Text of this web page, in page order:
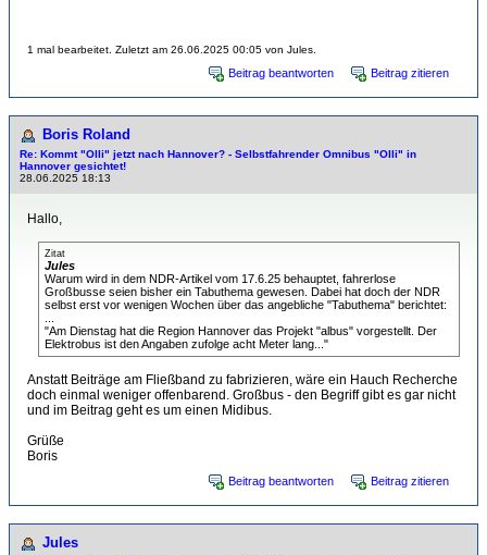
1 mal bearbeitet. Zuletzt am 26.06.2025 00:05 von Jules.
Beitrag beantworten Beitrag zitieren
Boris Roland
Re: Kommt "Olli" jetzt nach Hannover? - Selbstfahrender Omnibus "Olli" in
Hannover gesichtet!
28.06.2025 18:13
Hallo,
Zitat
Jules
Warum wird in dem NDR-Artikel vom 17.6.25 behauptet, fahrerlose
Großbusse seien bisher ein Tabuthema gewesen. Dabei hat doch der NDR
selbst erst vor wenigen Wochen über das angebliche "Tabuthema" berichtet:
"Am Dienstag hat die Region Hannover das Projekt "albus" vorgestellt. Der
Elektrobus ist den Angaben zufolge acht Meter lang..."
Anstatt Beiträge am Fließband zu fabrizieren, wäre ein Hauch Recherche
doch einmal weniger offenbarend. Großbus - den Begriff gibt es gar nicht
und im Beitrag geht es um einen Midibus.
Grüße
Boris
Beitrag beantworten Beitrag zitieren
Jules